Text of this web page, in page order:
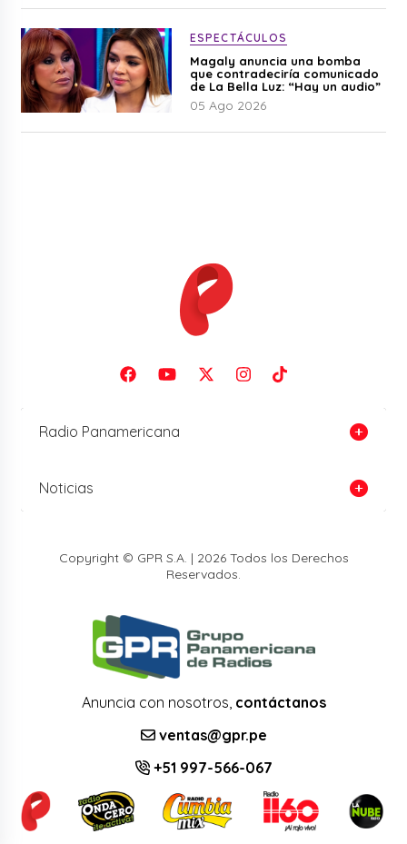
ESPECTÁCULOS
Magaly anuncia una bomba
que contradeciría comunicado
de La Bella Luz: “Hay un audio”
05 Ago 2026
Radio Panamericana
Noticias
Copyright © GPR S.A. | 2026 Todos los Derechos
Reservados.
Anuncia con nosotros, contáctanos
ventas@gpr.pe
+51 997-566-067